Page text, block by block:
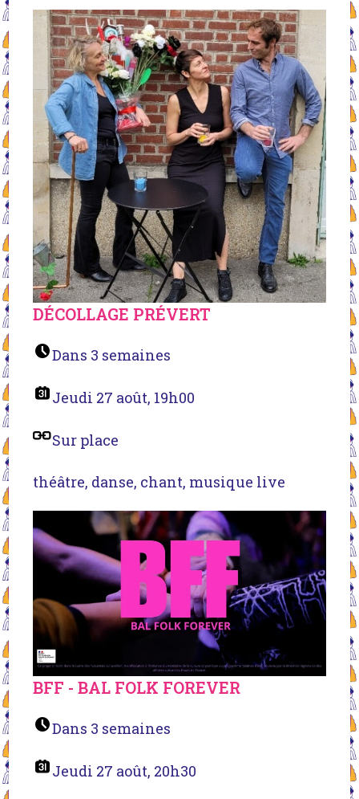
DÉCOLLAGE PRÉVERT
Dans 3 semaines
Jeudi 27 août, 19h00
Sur place
théâtre, danse, chant, musique live
BFF - BAL FOLK FOREVER
Dans 3 semaines
Jeudi 27 août, 20h30